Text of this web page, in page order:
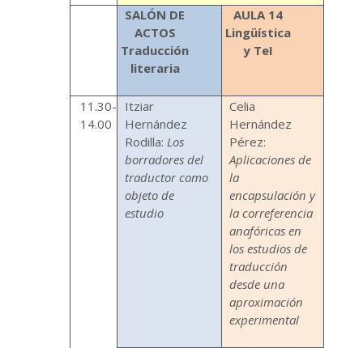
SALÓN DE
ACTOS
Traducción
literaria
AULA 14
Lingüística
y TeI
11.30-
14.00
Itziar
Hernández
Rodilla: Los
borradores del
traductor como
objeto de
estudio
Celia
Hernández
Pérez:
Aplicaciones de
la
encapsulación y
la correferencia
anafóricas en
los estudios de
traducción
desde una
aproximación
experimental